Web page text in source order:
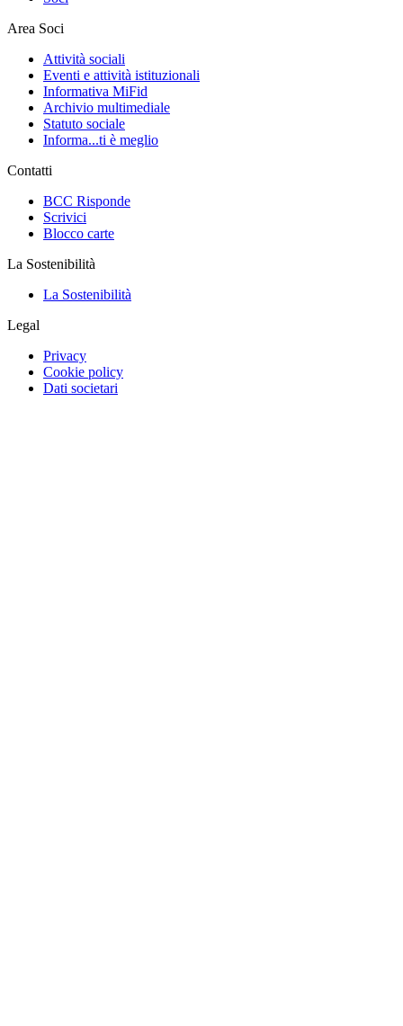
Area Soci
Attività sociali
Eventi e attività istituzionali
Informativa MiFid
Archivio multimediale
Statuto sociale
Informa...ti è meglio
Contatti
BCC Risponde
Scrivici
Blocco carte
La Sostenibilità
La Sostenibilità
Legal
Privacy
Cookie policy
Dati societari